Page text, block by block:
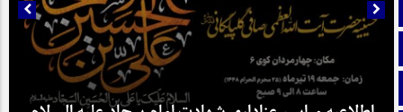
صفحه نخست